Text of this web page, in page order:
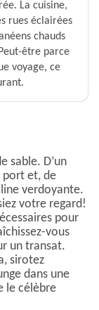
La cuisine,
rues éclairées
chauds
être parce
voyage, ce
sable. D’un
port et, de
verdoyante.
votre regard!
pour
vous
un transat.
sirotez
dans une
le célèbre